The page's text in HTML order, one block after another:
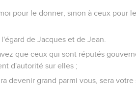
pour le donner, sinon à ceux pour
de Jacques et de Jean.
que ceux qui sont réputés
d'autorité sur elles ;
devenir grand parmi vous, sera votre